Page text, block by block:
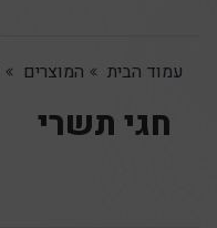
עמוד הבית המוצרים
חגי תשרי